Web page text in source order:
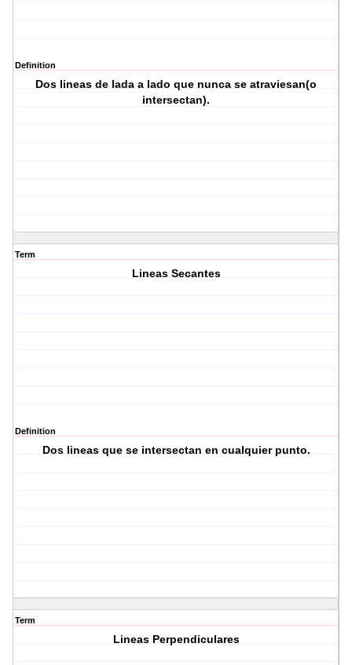
Definition
Dos lineas de lada a lado que nunca se atraviesan(o
intersectan).
Term
Lineas Secantes
Definition
Dos lineas que se intersectan en cualquier punto.
Term
Lineas Perpendiculares